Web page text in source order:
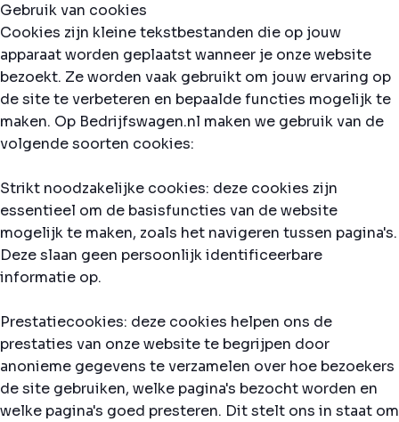
Gebruik van cookies
Cookies zijn kleine tekstbestanden die op jouw
apparaat worden geplaatst wanneer je onze website
bezoekt. Ze worden vaak gebruikt om jouw ervaring op
de site te verbeteren en bepaalde functies mogelijk te
maken. Op Bedrijfswagen.nl maken we gebruik van de
volgende soorten cookies:
Strikt noodzakelijke cookies: deze cookies zijn
essentieel om de basisfuncties van de website
mogelijk te maken, zoals het navigeren tussen pagina's.
Deze slaan geen persoonlijk identificeerbare
informatie op.
Prestatiecookies: deze cookies helpen ons de
prestaties van onze website te begrijpen door
anonieme gegevens te verzamelen over hoe bezoekers
de site gebruiken, welke pagina's bezocht worden en
welke pagina's goed presteren. Dit stelt ons in staat om